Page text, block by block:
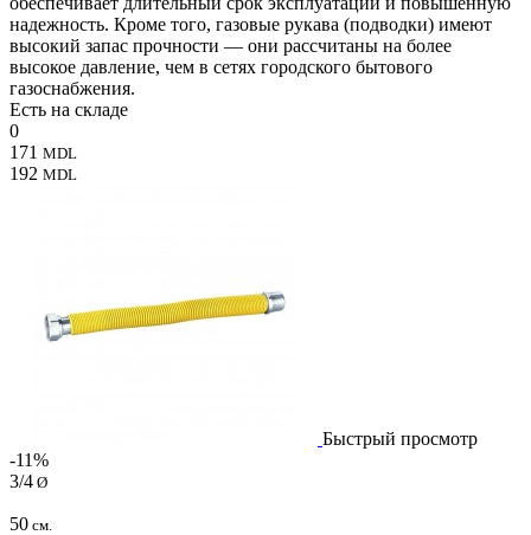
надежность. Кроме того, газовые рукава (подводки) имеют
высокий запас прочности — они рассчитаны на более
высокое давление, чем в сетях городского бытового
газоснабжения.
Есть на складе
0
171 MDL
192 MDL
Быстрый просмотр
-11%
3/4 Ø
50 см.